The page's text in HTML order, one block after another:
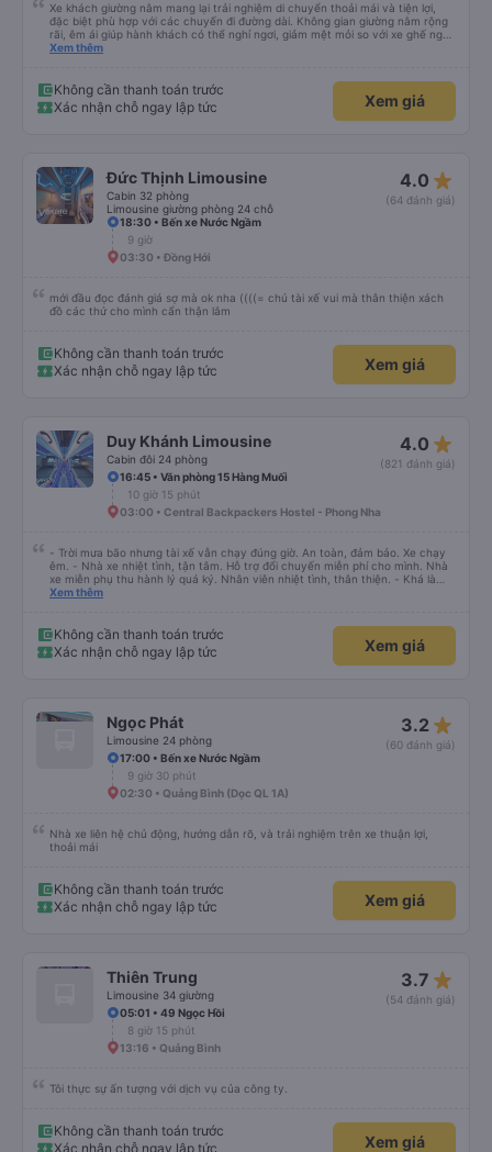
Xe khách giường nằm mang lại trải nghiệm di chuyển thoải mái và tiện lợi,
đặc biệt phù hợp với các chuyến đi đường dài. Không gian giường nằm rộng
rãi, êm ái giúp hành khách có thể nghỉ ngơi, giảm mệt mỏi so với xe ghế ngồi
thông thường. Hệ thống điều hòa hoạt động ổn định, xe vận hành êm, ít rung
ngũ tài xế và phụ xe phục vụ nhiệt tình, lịch sự, lái xe cẩn thận, đảm bảo an
toàn cho hành khách. Xe xuất bến đúng giờ, dừng nghỉ hợp lý, thuận tiện cho
việc ăn uống và vệ sinh. Với giá vé hợp lý, chất lượng phục vụ tốt, xe khách
Xem thêm
Không cần thanh toán trước
Xác nhận chỗ ngay lập tức
Xem giá
Đức Thịnh Limousine
Cabin 32 phòng
Limousine giường phòng 24 chỗ
4.0 star_rate
(64 đánh giá)
18:30 • Bến xe Nước Ngầm
9 giờ
03:30 • Đồng Hới
mới đầu đọc đánh giá sợ mà ok nha ((((= chú tài xế vui mà thân thiện xách
đồ các thứ cho mình cẩn thận lắm
Không cần thanh toán trước
Xác nhận chỗ ngay lập tức
Xem giá
Duy Khánh Limousine
Cabin đôi 24 phòng
4.0 star_rate
(821 đánh giá)
16:45 • Văn phòng 15 Hàng Muối
10 giờ 15 phút
03:00 • Central Backpackers Hostel - Phong Nha
- Trời mưa bão nhưng tài xế vẫn chạy đúng giờ. An toàn, đảm bảo. Xe chạy
êm. - Nhà xe nhiệt tình, tận tâm. Hỗ trợ đổi chuyến miễn phí cho mình. Nhà
xe miễn phụ thu hành lý quá ký. Nhân viên nhiệt tình, thân thiện. - Khá là
thích tài xế. Lái xe an toàn. Chu đáo, thân thiện, nhiệt tình. - Xe ngồi thoải
Xem thêm
Không cần thanh toán trước
Xác nhận chỗ ngay lập tức
Xem giá
Ngọc Phát
Limousine 24 phòng
3.2 star_rate
(60 đánh giá)
17:00 • Bến xe Nước Ngầm
9 giờ 30 phút
02:30 • Quảng Bình (Dọc QL 1A)
Nhà xe liên hệ chủ động, hướng dẫn rõ, và trải nghiệm trên xe thuận lợi,
thoải mái
Không cần thanh toán trước
Xác nhận chỗ ngay lập tức
Xem giá
Thiên Trung
Limousine 34 giường
3.7 star_rate
(54 đánh giá)
05:01 • 49 Ngọc Hồi
8 giờ 15 phút
13:16 • Quảng Bình
Tôi thực sự ấn tượng với dịch vụ của công ty.
Không cần thanh toán trước
Xác nhận chỗ ngay lập tức
Xem giá